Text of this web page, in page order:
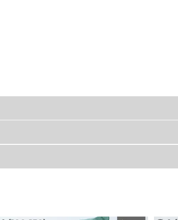
大変！
モック。